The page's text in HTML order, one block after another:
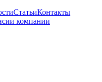
СтатьиКонтакты
компании